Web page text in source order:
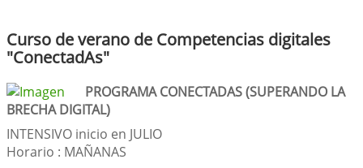
Curso de verano de Competencias digitales
"ConectadAs"
PROGRAMA CONECTADAS (SUPERANDO LA
BRECHA DIGITAL)
INTENSIVO inicio en JULIO
Horario : MAÑANAS